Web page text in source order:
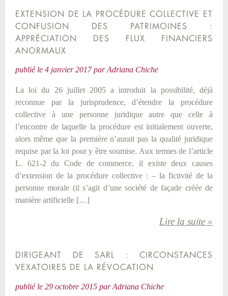
EXTENSION DE LA PROCÉDURE COLLECTIVE ET
CONFUSION DES PATRIMOINES :
APPRÉCIATION DES FLUX FINANCIERS
ANORMAUX
publié le 4 janvier 2017parAdriana Chiche
La loi du 26 juillet 2005 a introduit la possibilité, déjà
reconnue par la jurisprudence, d’étendre la procédure
collective à une personne juridique autre que celle à
l’encontre de laquelle la procédure est initialement ouverte,
alors même que la première n’aurait pas la qualité juridique
requise par la loi pour y être soumise. Aux termes de l’article
L. 621-2 du Code de commerce, il existe deux causes
d’extension de la procédure collective : – la fictivité de la
personne morale (il s’agit d’une société de façade créée de
manière artificielle […]
Lire la suite »
DIRIGEANT DE SARL : CIRCONSTANCES
VEXATOIRES DE LA RÉVOCATION
publié le 29 octobre 2015 parAdriana Chiche